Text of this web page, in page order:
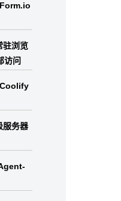
驻浏览
访问
Coolify
服务器